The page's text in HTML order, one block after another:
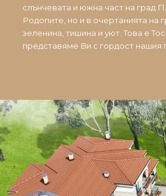
слънчевата и южна част на град
Родопите, но и в очертанията на
зеленина, тишина и уют. Това е
представяме Ви с гордост нашия